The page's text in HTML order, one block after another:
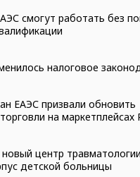
смогут работать без
налоговое
ЕАЭС призвали обновить
на маркетплейсах
центр
детской больницы